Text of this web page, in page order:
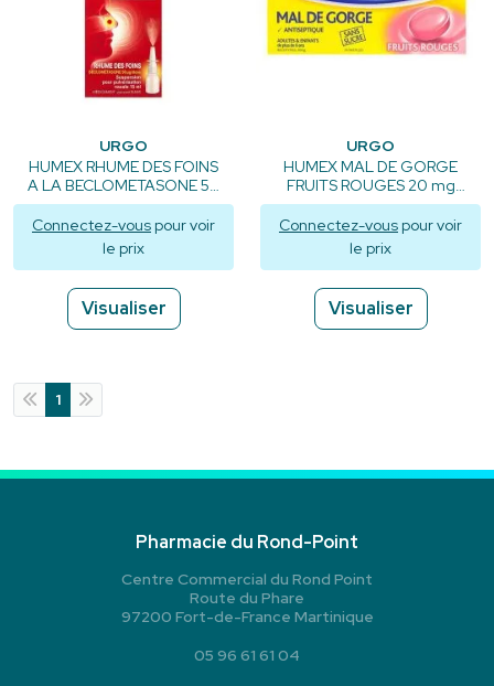
URGO
HUMEX RHUME DES FOINS
A LA BECLOMETASONE 50
microgrammes / doses,
suspension pour
pulvérisation nasale en
flacon - 100 doses
Connectez-vous pour voir
le prix
Visualiser
URGO
HUMEX MAL DE GORGE
FRUITS ROUGES 20 mg
SANS SUCRE, pastille
édulcorée à l'isomalt et à
l'acésulfame potassique -
24 pastilles
Connectez-vous pour voir
le prix
Visualiser
1
Pharmacie du Rond-Point
Centre Commercial du Rond Point
Route du Phare
97200 Fort-de-France Martinique
05 96 61 61 04